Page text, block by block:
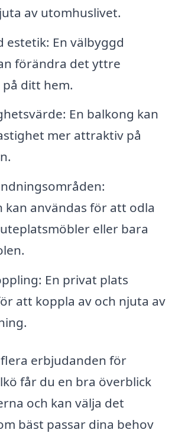
av utomhuslivet.
estetik: En välbyggd
förändra det yttre
ditt hem.
En balkong kan
mer attraktiv på
kan användas för att odla
eller bara
En privat plats
att koppla av och njuta av
erbjudanden för
får du en bra överblick
och kan välja det
bäst passar dina behov